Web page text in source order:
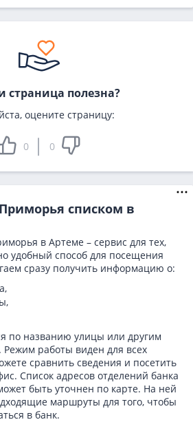
страница полезна?
оцените страницу:
0 0
списком в
в Артеме – сервис для тех,
удобный способ для посещения
сразу получить информацию о:
по названию улицы или другим
работы виден для всех
сравнить сведения и посетить
Список адресов отделений банка
быть уточнен по карте. На ней
маршруты для того, чтобы
в банк.